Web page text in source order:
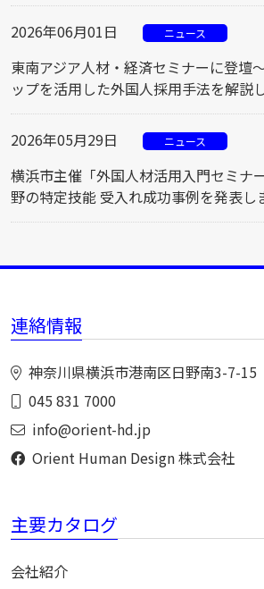
2026年06月01日 ニュース
東南アジア人材・経済セミナーに登壇
ップを活用した外国人採用手法を解説
2026年05月29日 ニュース
横浜市主催「外国人材活用入門セミナ
野の特定技能 受入れ成功事例を発表し
連絡情報
神奈川県横浜市港南区日野南3-7-15
045 831 7000
info@orient-hd.jp
Orient Human Design 株式会社
主要カタログ
会社紹介